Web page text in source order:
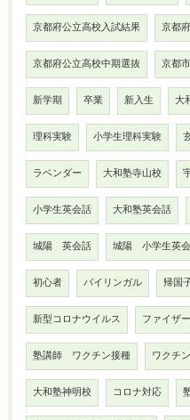
京都府公立高校入試結果 京都
京都府公立高校中期選抜 京都市
新学期 卒業 新入生 大
理科実験 小学生理科実験
ラベンダー 大和塾寺山校
小学生英会話 大和塾英会話
城陽 英会話 城陽 小学生英
初心者 バイリンガル 帰国
新型コロナウイルス ファイザー
塾講師 ワクチン接種 ワクチ
大和塾神明校 コロナ対応